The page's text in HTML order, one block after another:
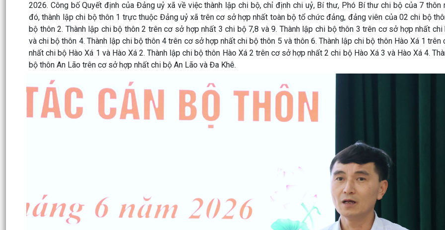
2026. Công bố Quyết định của Đảng uỷ xã về việc thành lập chi bộ, chỉ định chi uỷ, Bí thư, Phó Bí thư chi bộ của 7 thôn
đó, thành lập chi bộ thôn 1 trực thuộc Đảng uỷ xã trên cơ sở hợp nhất toàn bộ tổ chức đảng, đảng viên của 02 chi bộ
bộ thôn 2. Thành lập chi bộ thôn 2 trên cơ sở hợp nhất 3 chi bộ 7,8 và 9. Thành lập chi bộ thôn 3 trên cơ sở hợp nhất chi
và chi bộ thôn 4. Thành lập chi bộ thôn 4 trên cơ sở hợp nhất chi bộ thôn 5 và thôn 6. Thành lập chi bộ thôn Hào Xá 1 trên
nhất chi bộ Hào Xá 1 và Hào Xá 2. Thành lập chi bộ thôn Hào Xá 2 trên cơ sở hợp nhất 2 chi bộ Hào Xá 3 và Hào Xá 4.
bộ thôn An Lão trên cơ sở hợp nhất chi bộ An Lão và Đa Khê.